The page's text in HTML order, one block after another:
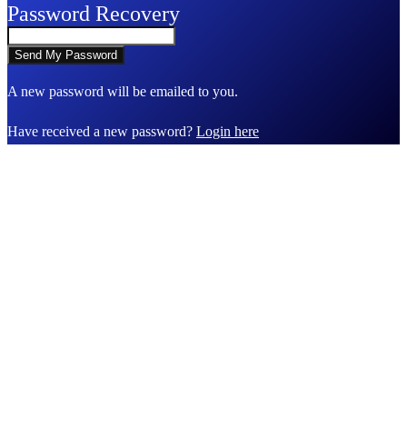
Password Recovery
A new password will be emailed to you.
Have received a new password? Login here